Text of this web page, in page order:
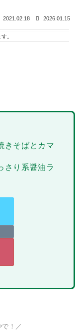
2021.02.18 2026.01.15
。
きそばとカマ
さり系醤油ラ
！／